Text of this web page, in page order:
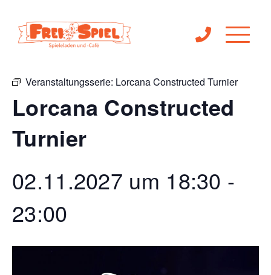
« Alle Veranstaltungen
Veranstaltungsserie: Lorcana Constructed Turnier
Lorcana Constructed
Turnier
02.11.2027 um 18:30 -
23:00